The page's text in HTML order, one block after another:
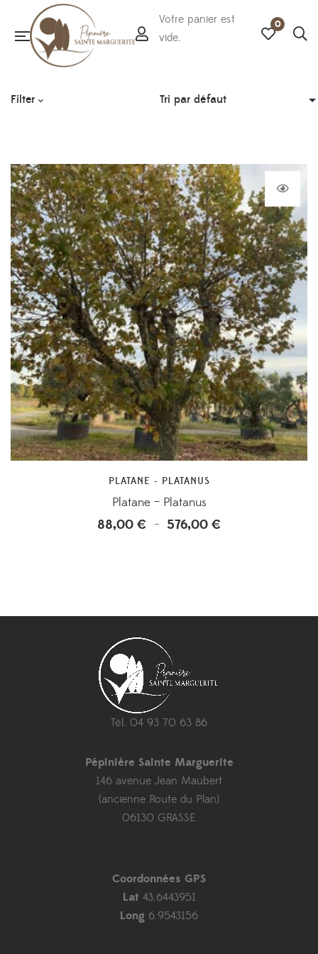
Votre panier est
vide.
0
Filter
PLATANE - PLATANUS
Platane – Platanus
88,00 € – 576,00 €Plage
576,00 €
Tél. 04 93 70 63 86
Pépinière Sainte Marguerite
146 avenue Jean Maubert
(ancienne Route du Plan)
06130 GRASSE
Coordonnées GPS
Lat 43.6443951
Long 6.9543156